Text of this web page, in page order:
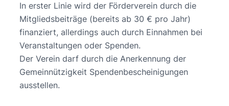
In erster Linie wird der Förderverein durch die
Mitgliedsbeiträge (bereits ab 30 € pro Jahr)
finanziert, allerdings auch durch Einnahmen bei
Veranstaltungen oder Spenden.
Der Verein darf durch die Anerkennung der
Gemeinnützigkeit Spendenbescheinigungen
ausstellen.